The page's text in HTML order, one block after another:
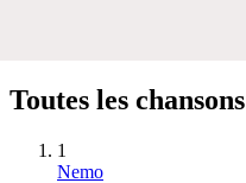
Toutes les chansons
1
Nemo